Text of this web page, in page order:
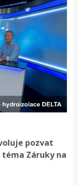
pozvat
Záruky na